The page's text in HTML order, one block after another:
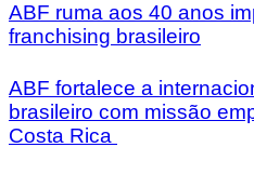
ABF ruma aos 40 anos
franchising brasileiro
ABF fortalece a
brasileiro com missão
Costa Rica